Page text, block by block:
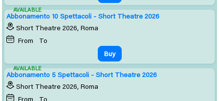
Abbonamento 10 Spettacoli - Short Theatre 2026
Short Theatre 2026, Roma
From
To
AVAILABLE
Buy
Abbonamento 5 Spettacoli - Short Theatre 2026
Short Theatre 2026, Roma
From
To
AVAILABLE